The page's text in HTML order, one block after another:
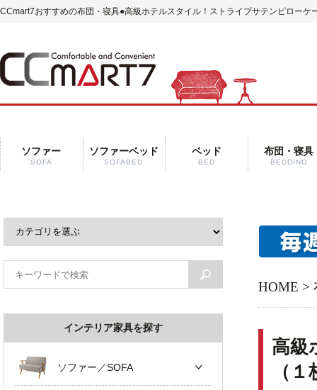
CCmart7おすすめの布団・寝具●高級ホテルスタイル！ストライプサテンピローケ
ソファー
SOFA
ソファーベッド
SOFABED
ベッド
BED
布団・寝具
BEDDING
HOME >
高級
（
インテリア家具を探す
ソファー／SOFA